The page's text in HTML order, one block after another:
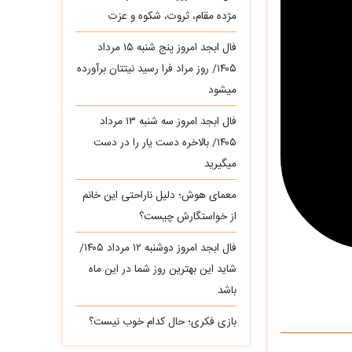
مژده مقام، ثروت، شکوه و عزت
فال ابجد امروز پنج شنبه ۱۵ مرداد
۱۴۰۵/ روز مراد فرا رسید نیتتان برآورده
میشود
فال ابجد امروز سه‌ شنبه ۱۳ مرداد
۱۴۰۵/ بالاخره دست یار را در دست
میگیرید
معمای هوش؛ دلیل ناراحتی این خانم
از خواستگارش چیست؟
فال ابجد امروز دوشنبه ۱۲ مرداد ۱۴۰۵/
شاید این بهترین روز شما در این ماه
باشد
بازی فکری؛ حال کدام خوب نیست؟